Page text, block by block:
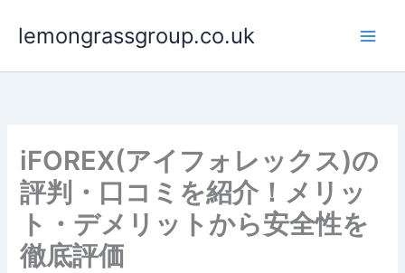
lemongrassgroup.co.uk
iFOREX(アイフォレックス)の
評判・口コミを紹介！メリッ
ト・デメリットから安全性を
徹底評価